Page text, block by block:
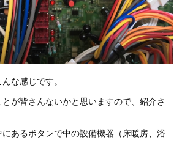
な感じです。
が皆さんないかと思いますので、紹介さ
あるボタンで中の設備機器（床暖房、浴